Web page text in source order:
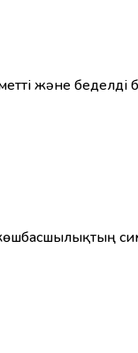
және беделді